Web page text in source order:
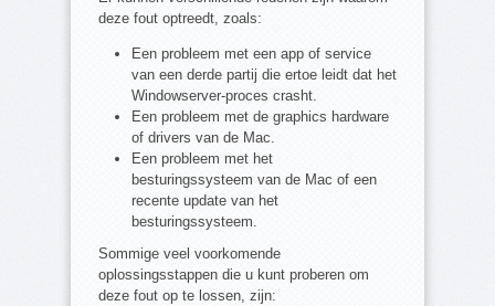
deze fout optreedt, zoals:
Een probleem met een app of service
van een derde partij die ertoe leidt dat het
Windowserver-proces crasht.
Een probleem met de graphics hardware
of drivers van de Mac.
Een probleem met het
besturingssysteem van de Mac of een
recente update van het
besturingssysteem.
Sommige veel voorkomende
oplossingsstappen die u kunt proberen om
deze fout op te lossen, zijn: